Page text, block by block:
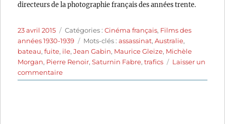
directeurs de la photographie français des années trente.
Publié
le
23 avril 2015 Catégories
Catégories :Cinéma français, Films des
années 1930-1939
Étiquettes
Mots-clés :assassinat,Australie,
bateau,fuite, ile,Jean Gabin, Maurice Gleize, Michèle
Morgan, Pierre Renoir,Saturnin Fabre,trafics
Laisser un
commentairesur
Le